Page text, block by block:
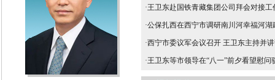
·王卫东赴国铁青藏集团公司拜会对接工
·公保扎西在西宁市调研南川河幸福河
·西宁市委议军会议召开 王卫东主持并
·王卫东等市领导在“八一”前夕看望慰问